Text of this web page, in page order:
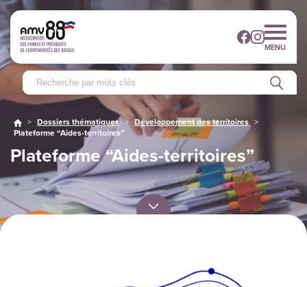
MENU
> Dossiers thématiques > Développement des territoires >
Plateforme “Aides-territoires”
Plateforme “Aides-territoires”